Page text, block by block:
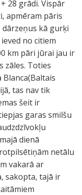
28 grādi. Vispār
apmēram pāris
dārzeņus kā gurķi
no citiem
km pāri jūrai jau ir
zāles. Toties
tas nav tik
šeit ir
garas smilšu
dienā
netālu
vakarā ar
sakopta, tajā ir